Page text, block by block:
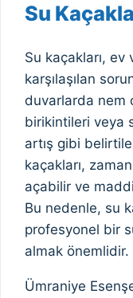
Su
Su kaçakları, ev
karşılaşılan
duvarlarda nem
birikintileri veya
artış gibi
kaçakları,
açabilir ve
Bu nedenle, su
profesyonel bir
almak önemlidir.
Ümraniye